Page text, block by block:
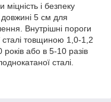
і безпеку
5 см для
Внутрішні пороги
сталі товщиною 1,0-1,2
або в 5-10 разів
сталі.